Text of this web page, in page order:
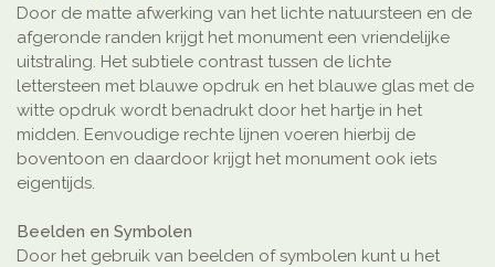
Door de matte afwerking van het lichte natuursteen en de
afgeronde randen krijgt het monument een vriendelijke
uitstraling. Het subtiele contrast tussen de lichte
lettersteen met blauwe opdruk en het blauwe glas met de
witte opdruk wordt benadrukt door het hartje in het
midden. Eenvoudige rechte lijnen voeren hierbij de
boventoon en daardoor krijgt het monument ook iets
eigentijds.
Beelden en Symbolen
Door het gebruik van beelden of symbolen kunt u het